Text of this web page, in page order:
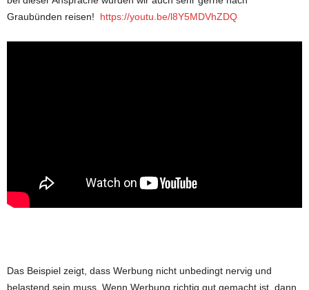
Graubünden reisen! https://youtu.be/l8Y5MDVhZDQ
Das Beispiel zeigt, dass Werbung nicht unbedingt nervig und
belastend sein muss. Wenn Werbung richtig gut gemacht ist, dann